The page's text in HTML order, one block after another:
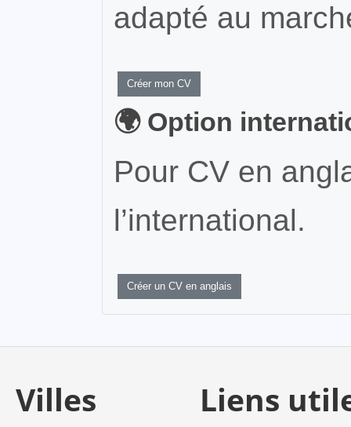
adapté au
Créer mon CV
🌍 Option
Pour CV en
l’international.
Créer un CV en anglais
Villes
Liens